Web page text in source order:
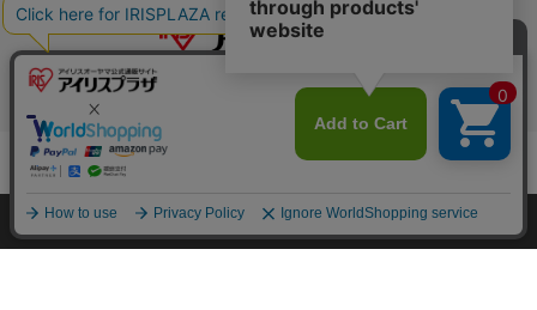
セキュリティ・プライバシーポリシー
HOME 探す ログイン お気に入り お知らせ